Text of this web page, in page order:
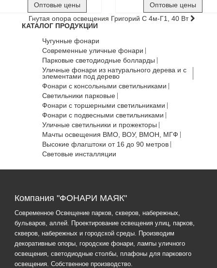
Оптовые цены
Оптовые цены
Гнутая опора освещения Григорий С 4м-Г1, 40 Вт
КАТАЛОГ ПРОДУКЦИИ
Чугунные фонари
Современные уличные фонари
Парковые светодиодные болларды
Уличные фонари из натурального дерева и с
элементами под дерево
Фонари с консольными светильниками
Светильники парковые
Фонари с торшерными светильниками
Фонари с подвесными светильниками
Уличные светильники и прожекторы
Мачты освещения ВМО, ВОУ, ВМОН, МГФ
Высокие флагштоки от 16 до 90 метров
Световые инсталляции
Компания "ФОНАРИ МАЯК"
Современное Освещение парков, скверов, набережных,
бульваров, аллей. Проектирование освещения улиц, парков,
скверов, набережных и городской среды. Производим
декоративные опоры, городские фонари, лампы уличного
освещения, светодиодные столбы, плафоны для паркового
освещения. Собственное производство.